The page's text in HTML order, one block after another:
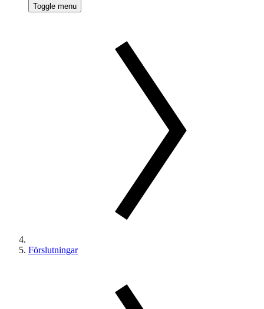
Toggle menu
Förslutningar